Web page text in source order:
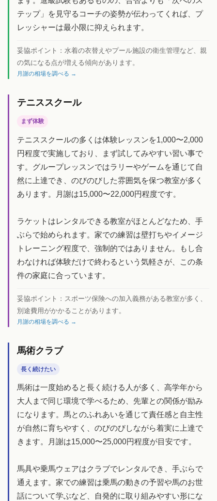
テップ」を見守るコーチの姿勢が伝わってくれば、プ
レッシャーは最小限に抑えられます。
妥協ポイント： 水着の衣替えやプール施設の衛生管理など、親
の気になる点が増える傾向があります。
月謝の相場を調べる →
テニススクール
まず体験
テニススクールの多くは体験レッスンを1,000〜2,000
円程度で実施しており、まず試してみやすい習い事で
す。グループレッスンではラリーやゲームを通じて自
然に上達でき、のびのびした雰囲気を保つ教室が多く
あります。月謝は15,000〜22,000円程度です。
ラケットはレンタルできる教室がほとんどなため、手
ぶらで始められます。家での練習は壁打ちやイメージ
トレーニング程度で、強制的ではありません。もし合
わなければ体験だけで終わるという気軽さが、この条
件の家庭に合っています。
妥協ポイント： スポーツ保険への加入義務がある教室が多く、
別途費用がかかることがあります。
月謝の相場を調べる →
馬術クラブ
長く続けたい
馬術は一度始めると長く続ける人が多く、高学年から
大人まで同じ環境で学べるため、先輩との関係が励み
になります。馬とのふれあいを通じて責任感と自主性
が自然に育ちやすく、のびのびしながら着実に上達で
きます。月謝は15,000〜25,000円程度が目安です。
馬具や乗馬ウェアはクラブでレンタルでき、手ぶらで
通えます。家での練習は乗馬の動きの予習や馬のお世
話について学ぶなど、自発的に取り組みやすい形にな